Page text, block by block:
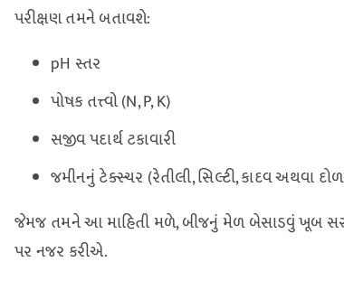
પરીક્ષણ તમને બતાવશે:
pH સ્તર
પોષક તત્ત્વો (N, P, K)
સજીવ પદાર્થ ટકાવારી
જમીનનું ટેક્સ્ચર (રેતીલી, સિલ્ટી, કાદવ અથવા
જેમજ તમને આ માહિતી મળે, બીજનું મેળ બેસાડવું ખૂબ સરળ
પર નજર કરીએ.